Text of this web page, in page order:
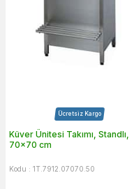
Ücretsiz Kargo
Küver Ünitesi Takımı, Standlı,
70x70 cm
Kodu : 1T.7912.07070.50